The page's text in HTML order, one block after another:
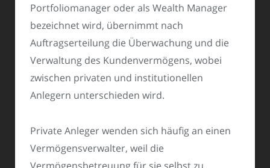
Portfoliomanager oder als Wealth Manager
bezeichnet wird, übernimmt nach
Auftragserteilung die Überwachung und die
Verwaltung des Kundenvermögens, wobei
zwischen privaten und institutionellen
Anlegern unterschieden wird.
Private Anleger wenden sich häufig an einen
Vermögensverwalter, weil die
Vermögensbetreuung für sie selbst zu